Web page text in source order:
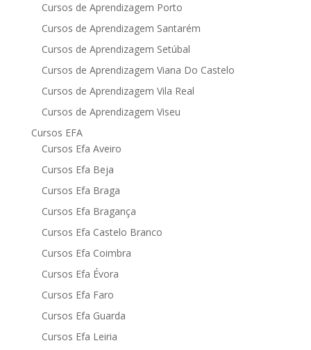
Cursos de Aprendizagem Porto
Cursos de Aprendizagem Santarém
Cursos de Aprendizagem Setúbal
Cursos de Aprendizagem Viana Do Castelo
Cursos de Aprendizagem Vila Real
Cursos de Aprendizagem Viseu
Cursos EFA
Cursos Efa Aveiro
Cursos Efa Beja
Cursos Efa Braga
Cursos Efa Bragança
Cursos Efa Castelo Branco
Cursos Efa Coimbra
Cursos Efa Évora
Cursos Efa Faro
Cursos Efa Guarda
Cursos Efa Leiria